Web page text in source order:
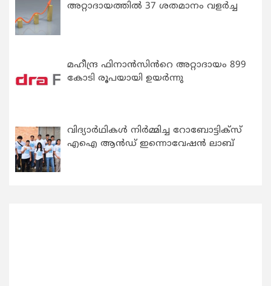
അറ്റാദായത്തിൽ 37 ശതമാനം വളർച്ച
മഹീന്ദ്ര ഫിനാൻസിൻറെ അറ്റാദായം 899
കോടി രൂപയായി ഉയർന്നു
വിദ്യാര്‍ഥികള്‍ നിര്‍മ്മിച്ച റോബോട്ടിക്സ്
എഐ ആന്‍ഡ് ഇന്നൊവേഷന്‍ ലാബ്